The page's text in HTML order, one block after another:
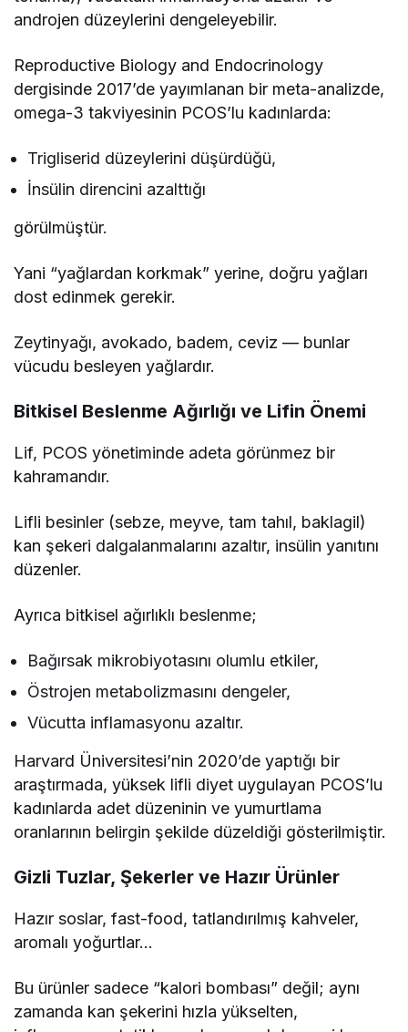
androjen düzeylerini dengeleyebilir.
Reproductive Biology and Endocrinology
dergisinde 2017’de yayımlanan bir meta-analizde,
omega-3 takviyesinin PCOS’lu kadınlarda:
Trigliserid düzeylerini düşürdüğü,
İnsülin direncini azalttığı
görülmüştür.
Yani “yağlardan korkmak” yerine, doğru yağları
dost edinmek gerekir.
Zeytinyağı, avokado, badem, ceviz — bunlar
vücudu besleyen yağlardır.
Bitkisel Beslenme Ağırlığı ve Lifin Önemi
Lif, PCOS yönetiminde adeta görünmez bir
kahramandır.
Lifli besinler (sebze, meyve, tam tahıl, baklagil)
kan şekeri dalgalanmalarını azaltır, insülin yanıtını
düzenler.
Ayrıca bitkisel ağırlıklı beslenme;
Bağırsak mikrobiyotasını olumlu etkiler,
Östrojen metabolizmasını dengeler,
Vücutta inflamasyonu azaltır.
Harvard Üniversitesi’nin 2020’de yaptığı bir
araştırmada, yüksek lifli diyet uygulayan PCOS’lu
kadınlarda adet düzeninin ve yumurtlama
oranlarının belirgin şekilde düzeldiği gösterilmiştir.
Gizli Tuzlar, Şekerler ve Hazır Ürünler
Hazır soslar, fast-food, tatlandırılmış kahveler,
aromalı yoğurtlar…
Bu ürünler sadece “kalori bombası” değil; aynı
zamanda kan şekerini hızla yükselten,